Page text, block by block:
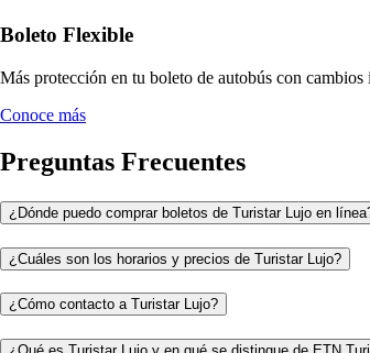
Boleto Flexible
Más protección en tu boleto de autobús con
Conoce más
Preguntas Frecuentes
¿Dónde puedo comprar boletos de Turistar Lujo en
¿Cuáles son los horarios y precios de Turistar Lujo?
¿Cómo contacto a Turistar Lujo?